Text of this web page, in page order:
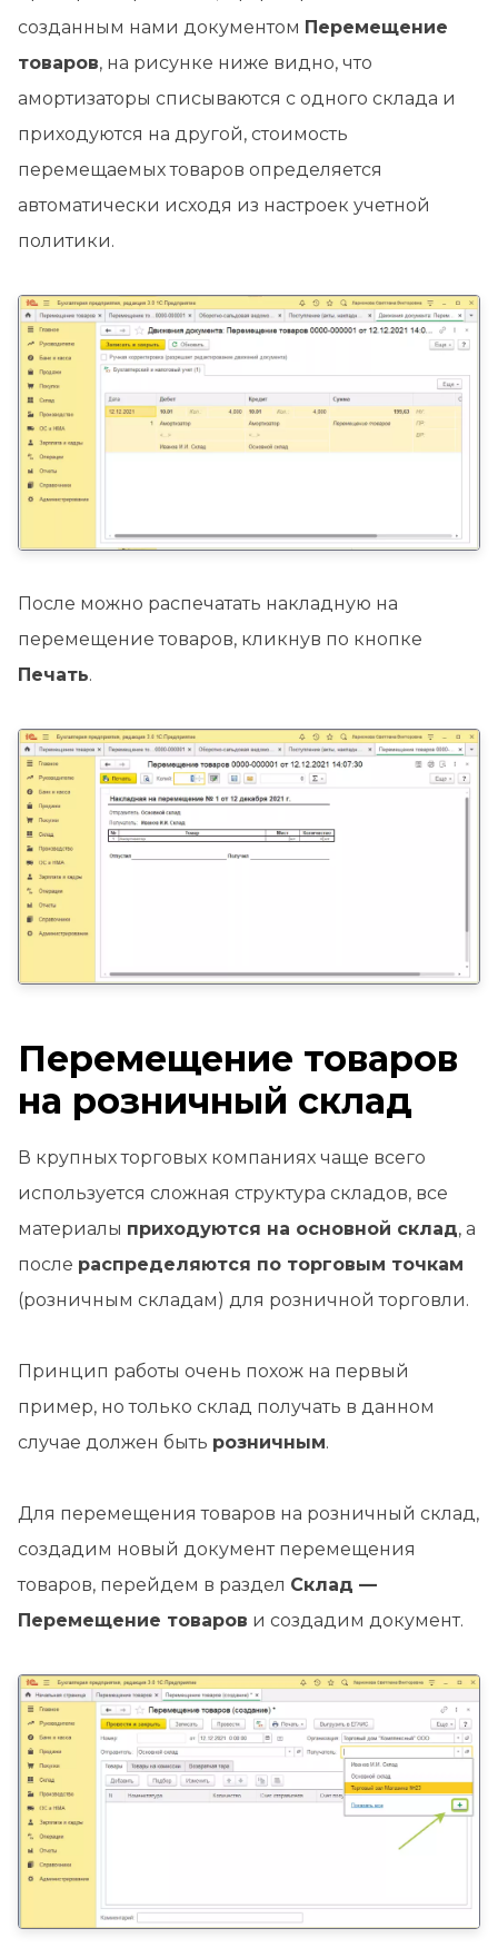
созданным нами документом Перемещение
товаров, на рисунке ниже видно, что
амортизаторы списываются с одного склада и
приходуются на другой, стоимость
перемещаемых товаров определяется
автоматически исходя из настроек учетной
политики.
После можно распечатать накладную на
перемещение товаров, кликнув по кнопке
Печать.
Перемещение товаров
на розничный склад
В крупных торговых компаниях чаще всего
используется сложная структура складов, все
материалы приходуются на основной склад, а
после распределяются по торговым точкам
(розничным складам) для розничной торговли.
Принцип работы очень похож на первый
пример, но только склад получать в данном
случае должен быть розничным.
Для перемещения товаров на розничный склад,
создадим новый документ перемещения
товаров, перейдем в раздел Склад —
Перемещение товаров и создадим документ.